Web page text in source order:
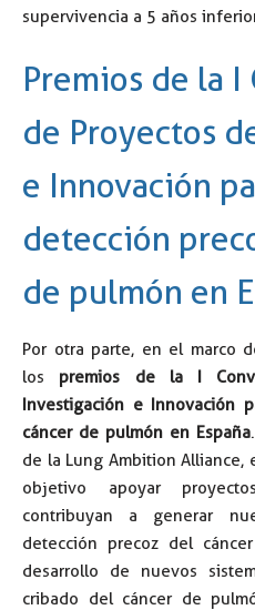
supervivencia a 5 años
Premios de la I
de Proyectos
e Innovación
detección
de pulmón en
Por otra parte, en el marco
los premios de la I
Investigación e Innovación
cáncer de pulmón en España
de la Lung Ambition Alliance,
objetivo apoyar
contribuyan a generar
detección precoz del
desarrollo de nuevos
cribado del cáncer de